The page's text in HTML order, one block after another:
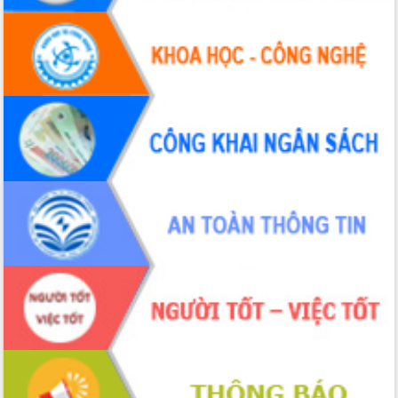
Hội thảo khoa học “Giải pháp thúc đẩy
phát triển nền kinh tế xanh tại tỉnh
Đắk Lắk”
Tăng cường giám sát, đôn đốc thực
hiện nhiệm vụ quản lý tài sản công
hàng tuần
Tháo gỡ những vướng mắc, đẩy mạnh
công tác cải cách thủ tục hành chính
tại Trung tâm Phục vụ hành chính
công tỉnh
Đắk Lắk: Tôn vinh 46 giải pháp tại Hội
thi Sáng tạo Kỹ thuật 2024 - 2025
Đắk Lắk rà soát, điều chỉnh Đề án 190
về phát triển nuôi trồng thủy sản
Phó Chủ tịch UBND tỉnh Đắk Lắk
Trương Công Thái kiểm tra thực địa
Dự án cao tốc Khánh Hòa - Buôn Ma
Thuột
Định vị cà phê Việt Nam như một “di
sản sống” trong dòng chảy toàn cầu